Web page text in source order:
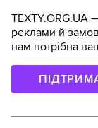
TEXTY.ORG.UA
реклами й
нам потрібна